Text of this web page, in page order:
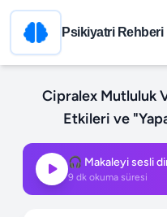
Psikiyatri Rehberi
Cipralex Mutluluk
Etkileri ve
🎧 Makaleyi sesli
9 dk okuma süresi